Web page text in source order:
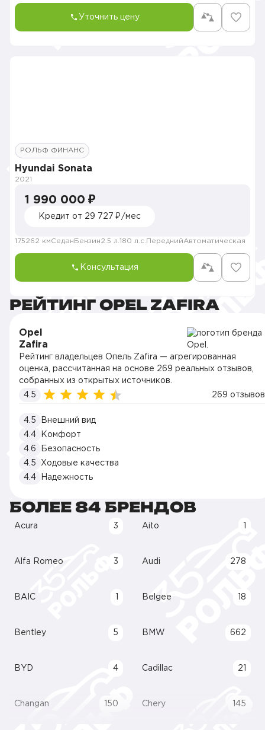
Уточнить цену
РОЛЬФ ФИНАНС
Hyundai Sonata
2021
1 990 000 ₽
Кредит от 29 727 ₽/мес
175262 кмСедан Бензин2.5 л. 180 л.с. ПереднийАвтоматическая
Консультация
РЕЙТИНГ OPEL ZAFIRA
Opel
Zafira
Рейтинг владельцев Опель Zafira — агрегированная
оценка, рассчитанная на основе 269 реальных отзывов,
собранных из открытых источников.
4.5
269 отзывов
4.5
Внешний вид
4.4
Комфорт
4.6
Безопасность
4.5
Ходовые качества
4.4
Надежность
БОЛЕЕ 84 БРЕНДОВ
Acura 3 Aito
Alfa Romeo 3 Audi 278
BAIC Belgee 18
Bentley 5 BMW 662
BYD 4 Cadillac 21
Changan 150 Chery 145